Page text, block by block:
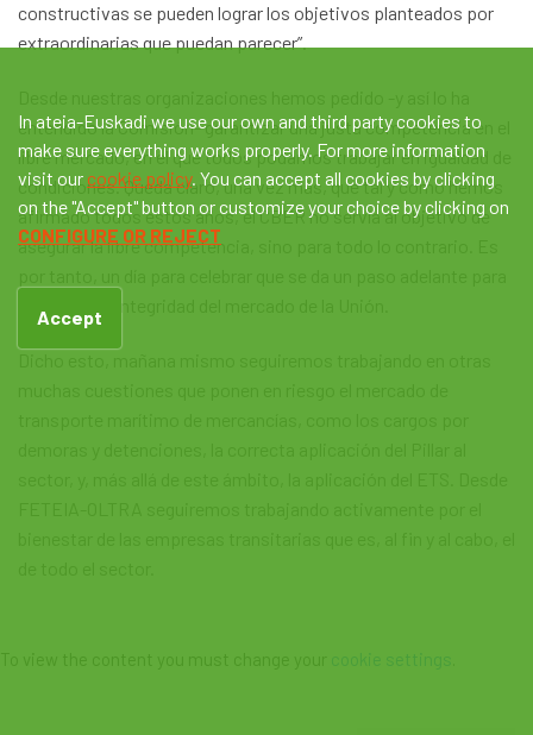
constructivas se pueden lograr los objetivos planteados por
extraordinarias que puedan parecer”.
entendido la Comisión- garantizar una justa competencia en el
libre mercado, en el que todos podamos trabajar en igualdad de
condiciones. Queda claro, una vez más, que tal y como hemos
afirmado todos estos años, el CBER no servía al objetivo de
asegurar la libre competencia, sino para todo lo contrario. Es
cookie settings
In ateia-Euskadi we use our own and third party cookies to
make sure everything works properly. For more information
visit our cookie policy. You can accept all cookies by clicking
on the "Accept" button or customize your choice by clicking on
CONFIGURE OR REJECT
Accept